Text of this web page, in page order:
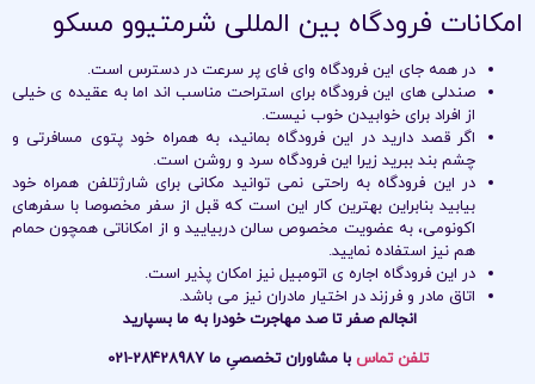
امکانات فرودگاه بین المللی شرمتیوو مسکو
در همه جای این فرودگاه وای فای پر سرعت در دسترس است.
صندلی های این فرودگاه برای استراحت مناسب اند اما به عقیده ی خیلی
از افراد برای خوابیدن خوب نیست.
اگر قصد دارید در این فرودگاه بمانید، به همراه خود پتوی مسافرتی و
چشم بند ببرید زیرا این فرودگاه سرد و روشن است.
در این فرودگاه به راحتی نمی توانید مکانی برای شارژتلفن همراه خود
بیابید بنابراین بهترین کار این است که قبل از سفر مخصوصا با سفرهای
اکونومی، به عضویت مخصوص سالن دربیایید و از امکاناتی همچون حمام
هم نیز استفاده نمایید.
در این فرودگاه اجاره ی اتومبیل نیز امکان پذیر است.
اتاق مادر و فرزند در اختیار مادران نیز می باشد.
انجالم صفر تا صد مهاجرت خودرا به ما بسپارید
تلفن تماس با مشاوران تخصصیِ ما 28428987-021